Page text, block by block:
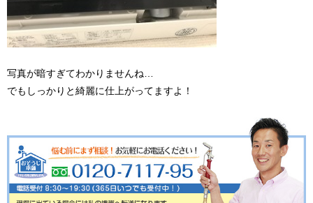
写真が暗すぎてわかりませんね…
でもしっかりと綺麗に仕上がってますよ！